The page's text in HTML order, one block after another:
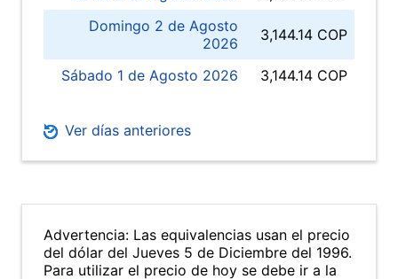
Domingo 2 de Agosto
2026
3,144.14 COP
Sábado 1 de Agosto 2026 3,144.14 COP
Ver días anteriores
Advertencia: Las equivalencias usan el precio
del dólar del Jueves 5 de Diciembre del 1996.
Para utilizar el precio de hoy se debe ir a la